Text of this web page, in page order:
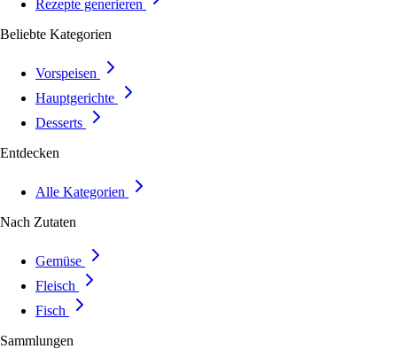
Rezepte generieren
Beliebte Kategorien
Vorspeisen
Hauptgerichte
Desserts
Entdecken
Alle Kategorien
Nach Zutaten
Gemüse
Fleisch
Fisch
Sammlungen